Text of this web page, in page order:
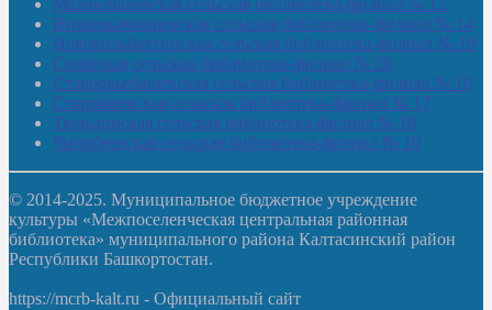
Малокачаковская сельская библиотека-филиал № 12
Нижнекачмашевская сельская библиотека-филиал № 14
Новокильбахтинская сельская библиотека-филиал № 19
Сазовская сельская библиотека-филиал № 20
Староорьебашевская сельская библиотека-филиал № 16
Старояшевская сельская библиотека-филиал № 17
Тюльдинская сельская библиотека-филиал № 18
Чилибеевская сельская библиотека-филиал № 10
© 2014-2025. Муниципальное бюджетное учреждение
культуры «Межпоселенческая центральная районная
библиотека» муниципального района Калтасинский район
Республики Башкортостан.
https://mcrb-kalt.ru - Официальный сайт